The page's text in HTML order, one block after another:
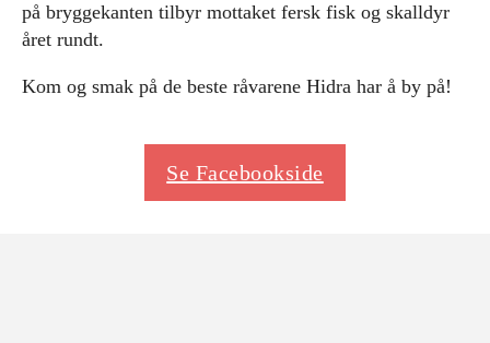
på bryggekanten tilbyr mottaket fersk fisk og skalldyr
året rundt.
Kom og smak på de beste råvarene Hidra har å by på!
Se Facebookside